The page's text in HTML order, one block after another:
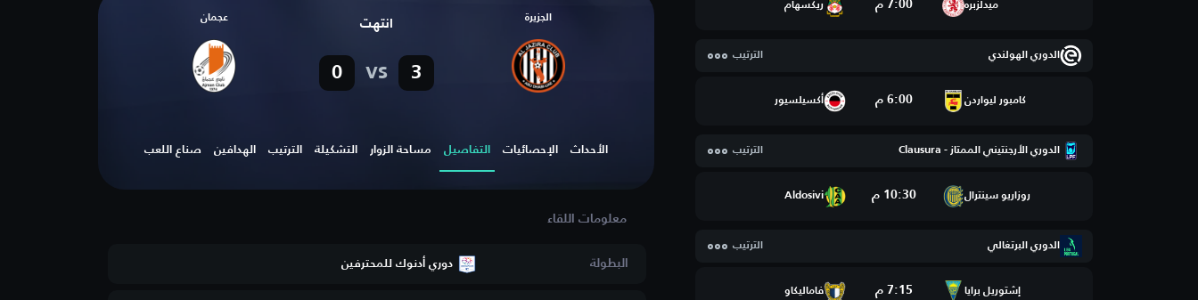
ميدلزبره 7:00 م ريكسهام
الدوري الهولندي الترتيب
كامبور ليواردن 6:00 م أكسيلسيور
الدوري الأرجنتيني الممتاز - Clausura الترتيب
روزاريو سينترال 10:30 م Aldosivi
الدوري البرتغالي الترتيب
إشتوريل برايا 7:15 م فاماليكاو
الجزيرة انتهت
3
vs
0
عجمان
الأحداث الإحصائيات التفاصيل مساحة الزوار التشكيلة الترتيب الهدافين صناع اللعب
البطولة دوري أدنوك للمحترفين